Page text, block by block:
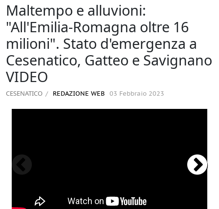
Maltempo e alluvioni:
"All'Emilia-Romagna oltre 16
milioni". Stato d'emergenza a
Cesenatico, Gatteo e Savignano
VIDEO
CESENATICO REDAZIONE WEB 03 Febbraio 2023